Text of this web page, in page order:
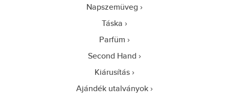
Napszemüveg
Táska
Parfüm
Second Hand
Kiárusítás
Ajándék utalványok